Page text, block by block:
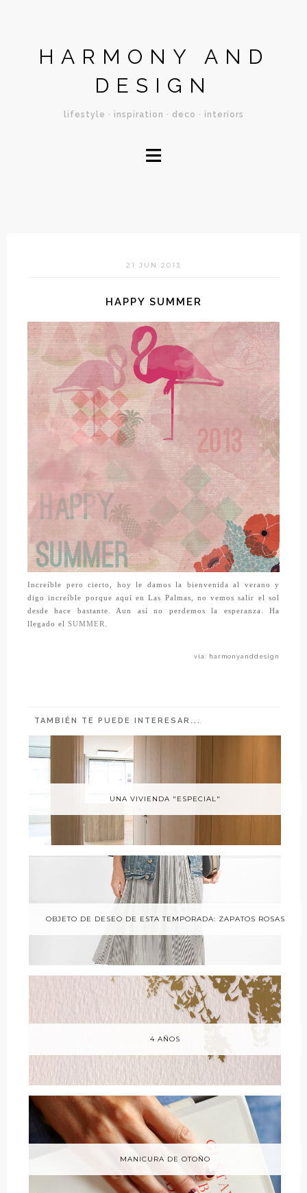
HARMONY AND
DESIGN
lifestyle · inspiration · deco · interiors
≡
21 JUN 2013
HAPPY SUMMER
Increíble pero cierto, hoy le damos la bienvenida al verano y
digo increíble porque aquí en Las Palmas, no vemos salir el sol
desde hace bastante. Aun así no perdemos la esperanza. Ha
llegado el SUMMER.
vía: harmonyanddesign
TAMBIÉN TE PUEDE INTERESAR...
UNA VIVIENDA "ESPECIAL"
OBJETO DE DESEO DE ESTA TEMPORADA: ZAPATOS ROSAS
4 AÑOS
MANICURA DE OTOÑO